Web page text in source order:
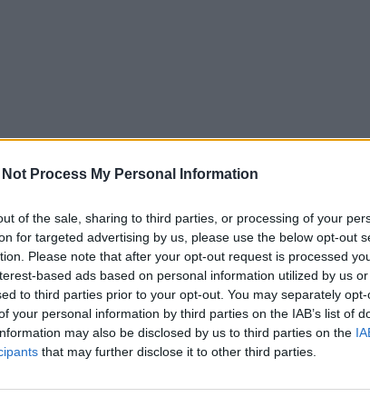
Not Process My Personal Information
of the sale, sharing to third parties, or processing of your
for targeted advertising by us, please use the below opt-out
Please note that after your opt-out request is processed
based ads based on personal information utilized by us
to third parties prior to your opt-out. You may separately
your personal information by third parties on the IAB’s list of
may also be disclosed by us to third parties on the
that may further disclose it to other third parties.